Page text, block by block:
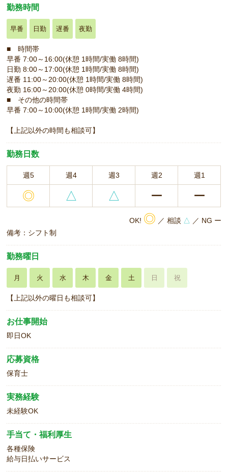
勤務時間
早番 日勤 遅番 夜勤
■ 時間帯
早番 7:00～16:00(休憩 1時間/実働 8時間)
日勤 8:00～17:00(休憩 1時間/実働 8時間)
遅番 11:00～20:00(休憩 1時間/実働 8時間)
夜勤 16:00～20:00(休憩 0時間/実働 4時間)
■ その他の時間帯
早番 7:00～10:00(休憩 1時間/実働 2時間)
【上記以外の時間も相談可】
勤務日数
週5 週4 週3 週2 週1
◎ △ △ ー ー
OK! ◎ ／ 相談 △ ／ NG ー
備考：シフト制
勤務曜日
月 火 水 木 金 土 日 祝
【上記以外の曜日も相談可】
お仕事開始
即日OK
応募資格
保育士
実務経験
未経験OK
手当て・福利厚生
各種保険
給与日払いサービス